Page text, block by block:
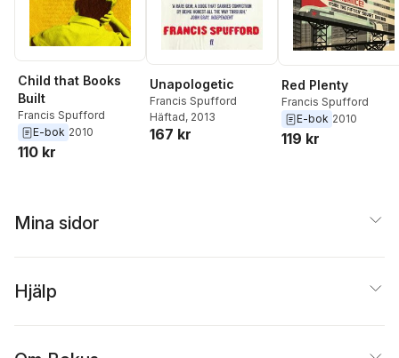
Child that Books
Built
Francis Spufford
E-bok 2010
110 kr
Unapologetic
Francis Spufford
Häftad, 2013
167 kr
Red Plenty
Francis Spufford
E-bok 2010
119 kr
Mina sidor
Hjälp